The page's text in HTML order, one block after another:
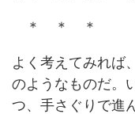
＊ ＊ ＊
よく考えてみれば
のようなものだ。
つ、手さぐりで進